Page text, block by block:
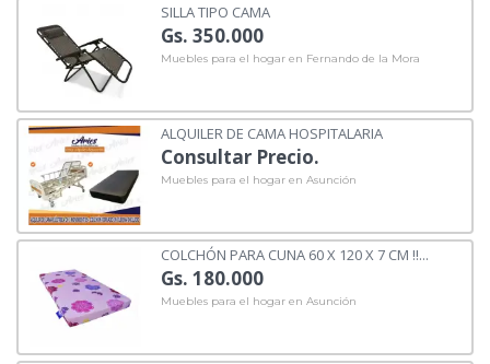
SILLA TIPO CAMA
Gs. 350.000
Muebles para el hogar en Fernando de la Mora
ALQUILER DE CAMA HOSPITALARIA
Consultar Precio.
Muebles para el hogar en Asunción
COLCHÓN PARA CUNA 60 X 120 X 7 CM !!...
Gs. 180.000
Muebles para el hogar en Asunción